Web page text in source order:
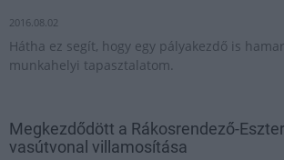
2016.08.02
Hátha ez segít, hogy egy pályakezdő is
munkahelyi tapasztalatom.
Megkezdődött a Rákosrendező-
vasútvonal villamosítása